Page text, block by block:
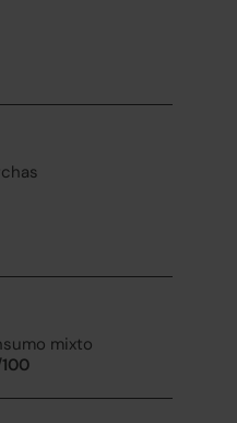
mixto